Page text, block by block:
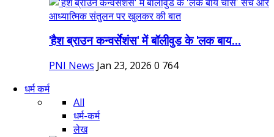
'हैश ब्राउन कन्वर्सेशंस' में बॉलीवुड के 'लक बाय...
PNI News Jan 23, 2026 0 764
धर्म कर्म
All
धर्म-कर्म
लेख